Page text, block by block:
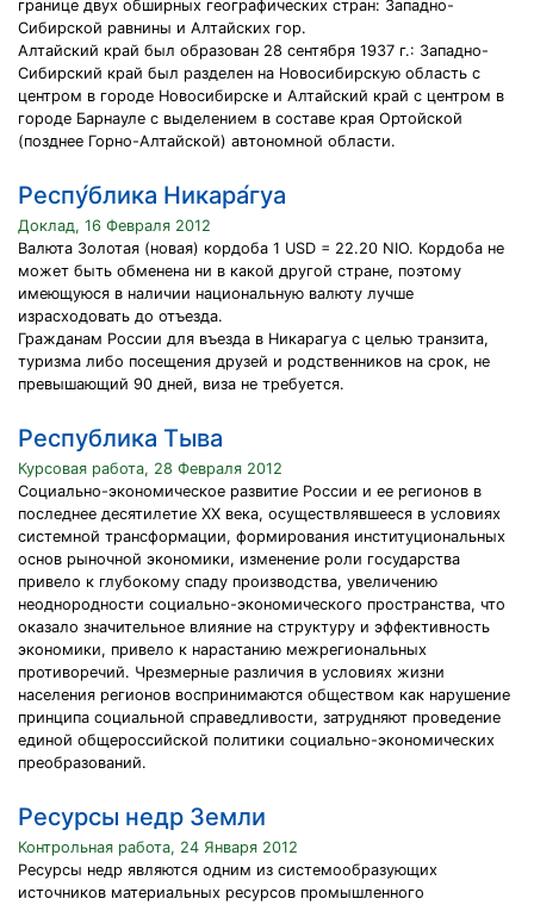
границе двух обширных географических стран: Западно-
Сибирской равнины и Алтайских гор.
Алтайский край был образован 28 сентября 1937 г.: Западно-
Сибирский край был разделен на Новосибирскую область с
центром в городе Новосибирске и Алтайский край с центром в
городе Барнауле с выделением в составе края Ортойской
(позднее Горно-Алтайской) автономной области.
Респу́блика Никара́гуа
Доклад, 16 Февраля 2012
Валюта Золотая (новая) кордоба 1 USD = 22.20 NIO. Кордоба не
может быть обменена ни в какой другой стране, поэтому
имеющуюся в наличии национальную валюту лучше
израсходовать до отъезда.
Гражданам России для въезда в Никарагуа с целью транзита,
туризма либо посещения друзей и родственников на срок, не
превышающий 90 дней, виза не требуется.
Республика Тыва
Курсовая работа, 28 Февраля 2012
Социально-экономическое развитие России и ее регионов в
последнее десятилетие XX века, осуществлявшееся в условиях
системной трансформации, формирования институциональных
основ рыночной экономики, изменение роли государства
привело к глубокому спаду производства, увеличению
неоднородности социально-экономического пространства, что
оказало значительное влияние на структуру и эффективность
экономики, привело к нарастанию межрегиональных
противоречий. Чрезмерные различия в условиях жизни
населения регионов воспринимаются обществом как нарушение
принципа социальной справедливости, затрудняют проведение
единой общероссийской политики социально-экономических
преобразований.
Ресурсы недр Земли
Контрольная работа, 24 Января 2012
Ресурсы недр являются одним из системообразующих
источников материальных ресурсов промышленного